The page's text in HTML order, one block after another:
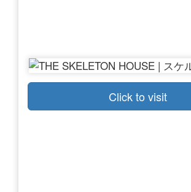
Click to visit